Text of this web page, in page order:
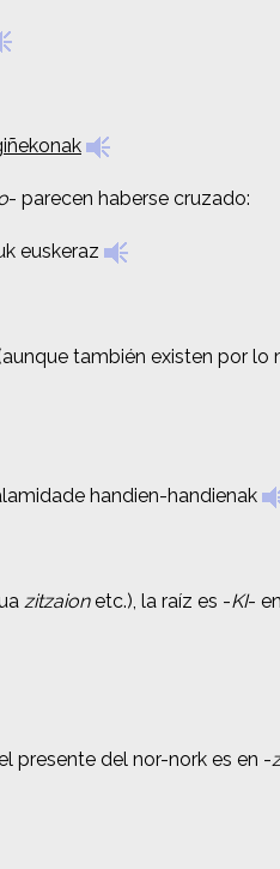
- parecen haberse cruzado:
euskeraz
también existen por
handien-handienak
zitzaionetc.), la raíz es -KI-
presente del nor-nork es en -
- parecen haberse cruzado:
euskeraz
también existen por
handien-handienak
zitzaionetc.), la raíz es -KI-
presente del nor-nork es en -